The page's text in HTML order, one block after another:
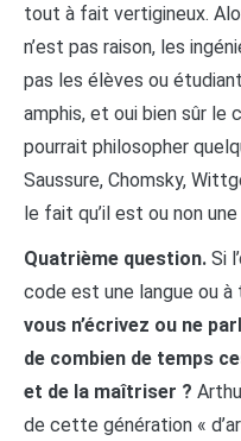
tout à fait vertigineux.
n’est pas raison, les
pas les élèves ou
amphis, et oui bien sûr le
pourrait philosopher
Saussure, Chomsky,
le fait qu’il est ou non
Quatrième question. Si
code est une langue ou à
vous n’écrivez ou ne
de combien de temps
et de la maîtriser ?
de cette génération «